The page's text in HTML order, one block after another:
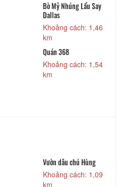
Bò Mỹ Nhúng Lẩu Say
Dallas
Khoảng cách: 1,46
km
Quán 368
Khoảng cách: 1,54
km
Vườn dâu chú Hùng
Khoảng cách: 1,09
km